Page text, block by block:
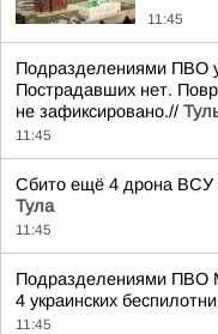
11:45
Подразделениями ПВО
Пострадавших нет.
не зафиксировано.//
11:45
Сбито ещё 4 дрона ВСУ
Тула
11:45
Подразделениями ПВО
4 украинских
11:45